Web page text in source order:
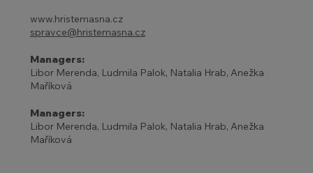
www.hristemasna.cz
spravce@hristemasna.cz
Managers:
Libor Merenda, Ludmila Palok, Natalia Hrab, Anežka
Maříková
Managers:
Libor Merenda, Ludmila Palok, Natalia Hrab, Anežka
Maříková